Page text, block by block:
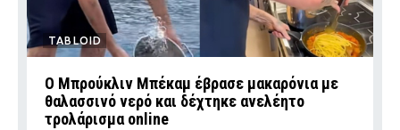
TABLOID
Ο Μπρούκλιν Μπέκαμ έβρασε μακαρόνια με
θαλασσινό νερό και δέχτηκε ανελέητο
τρολάρισμα online